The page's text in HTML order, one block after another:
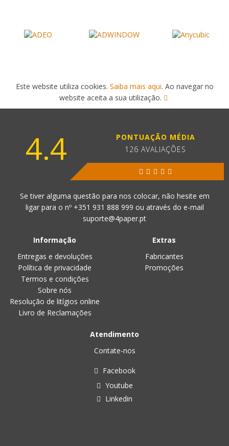
Este website utiliza cookies. Saiba mais aqui. Ao navegar no
website aceita a sua utilização.
4.4
PONTUAÇÃO MÉDIA
126 AVALIAÇÕES
Se tiver alguma questão para nos colocar, não hesite em
ligar para o nº +351 931 888 999 ou através do e-mail
suporte@4paper.pt
Informação
Entregas e devoluções
Política de privacidade
Termos e condições
Sobre nós
Resolução de litígios online
Livro de Reclamações
Extras
Fabricantes
Promoções
Atendimento
Contate-nos
Facebook
Youtube
Linkedin